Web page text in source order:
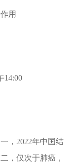
用
14:00
，2022年中国结
，仅次于肺癌，